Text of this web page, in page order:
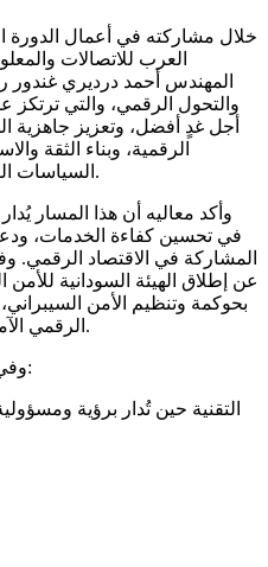
خلال مشاركته في أعمال الدورة
العرب للاتصالات
المهندس أحمد درديري غندور
والتحول الرقمي، والتي
أجل غدٍ أفضل، وتعزيز جاهزية
الرقمية، وبناء الثقة
السياسات الوطنية مع الأطر الإقليمية والدولية.
وأكد معاليه أن هذا المسار
في تحسين كفاءة الخدمات،
المشاركة في الاقتصاد الرقمي.
عن إطلاق الهيئة السودانية
بحوكمة وتنظيم الأمن
الرقمي الآمن وتعزّز جاهزية الدولة للمستقبل.
وفي ختام حديثه، شدّد معاليه على أن: